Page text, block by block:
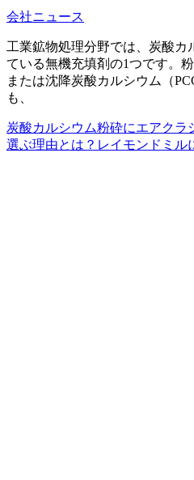
会社ニュース
工業鉱物処理分野では、炭酸
ている無機充填剤の1つです。
または沈降炭酸カルシウム（
も、
炭酸カルシウム粉砕にエアクラ
選ぶ理由とは？レイモンドミル